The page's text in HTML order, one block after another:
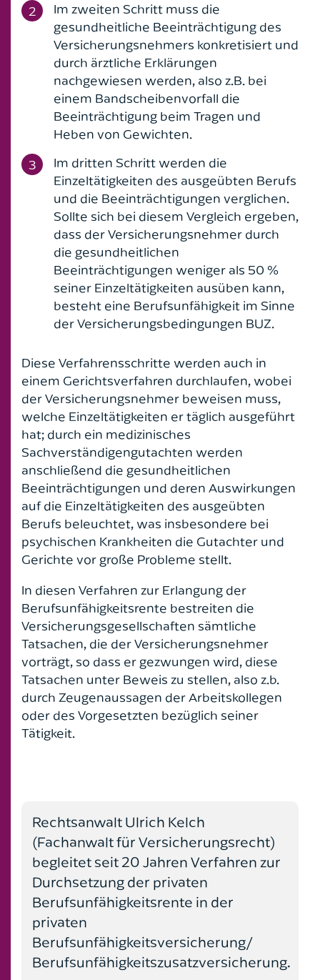
Im zweiten Schritt muss die
gesundheitliche Beeinträchtigung des
Versicherungsnehmers konkretisiert und
durch ärztliche Erklärungen
nachgewiesen werden, also z.B. bei
einem Bandscheibenvorfall die
Beeinträchtigung beim Tragen und
Heben von Gewichten.
Im dritten Schritt werden die
Einzeltätigkeiten des ausgeübten Berufs
und die Beeinträchtigungen verglichen.
Sollte sich bei diesem Vergleich ergeben,
dass der Versicherungsnehmer durch
die gesundheitlichen
Beeinträchtigungen weniger als 50 %
seiner Einzeltätigkeiten ausüben kann,
besteht eine Berufsunfähigkeit im Sinne
der Versicherungsbedingungen BUZ.
Diese Verfahrensschritte werden auch in
einem Gerichtsverfahren durchlaufen, wobei
der Versicherungsnehmer beweisen muss,
welche Einzeltätigkeiten er täglich ausgeführt
hat; durch ein medizinisches
Sachverständigengutachten werden
anschließend die gesundheitlichen
Beeinträchtigungen und deren Auswirkungen
auf die Einzeltätigkeiten des ausgeübten
Berufs beleuchtet, was insbesondere bei
psychischen Krankheiten die Gutachter und
Gerichte vor große Probleme stellt.
In diesen Verfahren zur Erlangung der
Berufsunfähigkeitsrente bestreiten die
Versicherungsgesellschaften sämtliche
Tatsachen, die der Versicherungsnehmer
vorträgt, so dass er gezwungen wird, diese
Tatsachen unter Beweis zu stellen, also z.b.
durch Zeugenaussagen der Arbeitskollegen
oder des Vorgesetzten bezüglich seiner
Tätigkeit.
Rechtsanwalt Ulrich Kelch
(Fachanwalt für Versicherungsrecht)
begleitet seit 20 Jahren Verfahren zur
Durchsetzung der privaten
Berufsunfähigkeitsrente in der
privaten
Berufsunfähigkeitsversicherung/
Berufsunfähigkeitszusatzversicherung.